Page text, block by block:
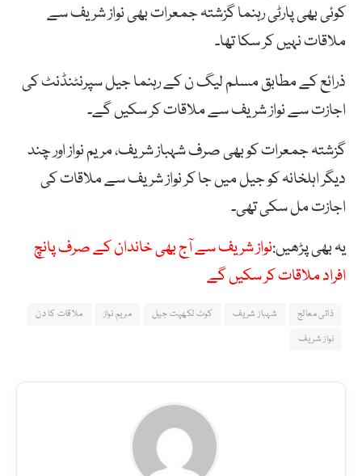
کوئی بھی پارٹی رہنما گزشتہ جمعرات بھی نواز شریف سے
ملاقات نہیں کر سکا تھا۔
ذرائع کے مطابق مسلم لیگ ن کے رہنما جیل سپرنٹنڈنٹ کی
اجازت سے نواز شریف سے ملاقات کر سکیں گے۔
گزشتہ جمعرات کو بھی صرف شہباز شریف، مریم نواز اور چند
دیگر اہلخانہ کو جیل میں جا کر نواز شریف سے ملاقات کی
اجازت مل سکی تھی۔
یہ بھی پڑھیں:نواز شریف سے آج بھی خاندان کے صرف پانچ
افراد ملاقات کر سکیں گے
ذاتی معالج شہباز شریف کوٹ لکھپت جیل مریم نواز
ملاقات کا دن
نواز شریف